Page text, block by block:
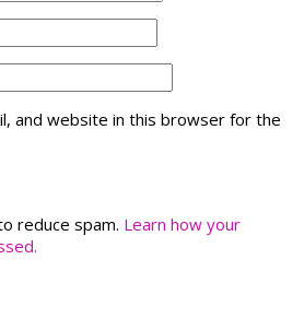
and website in this browser for the
reduce spam. Learn how your